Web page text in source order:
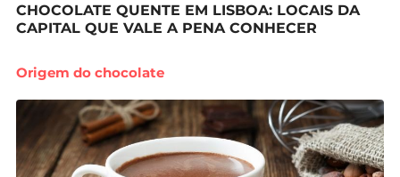
CHOCOLATE QUENTE EM LISBOA: LOCAIS DA
CAPITAL QUE VALE A PENA CONHECER
Origem do chocolate